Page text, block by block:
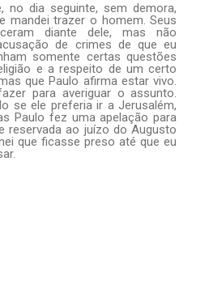
no dia seguinte, sem demora,
mandei trazer o homem. Seus
diante dele, mas não
de crimes de que eu
somente certas questões
e a respeito de um certo
que Paulo afirma estar vivo.
para averiguar o assunto.
se ele preferia ir a Jerusalém,
Paulo fez uma apelação para
reservada ao juízo do Augusto
que ficasse preso até que eu